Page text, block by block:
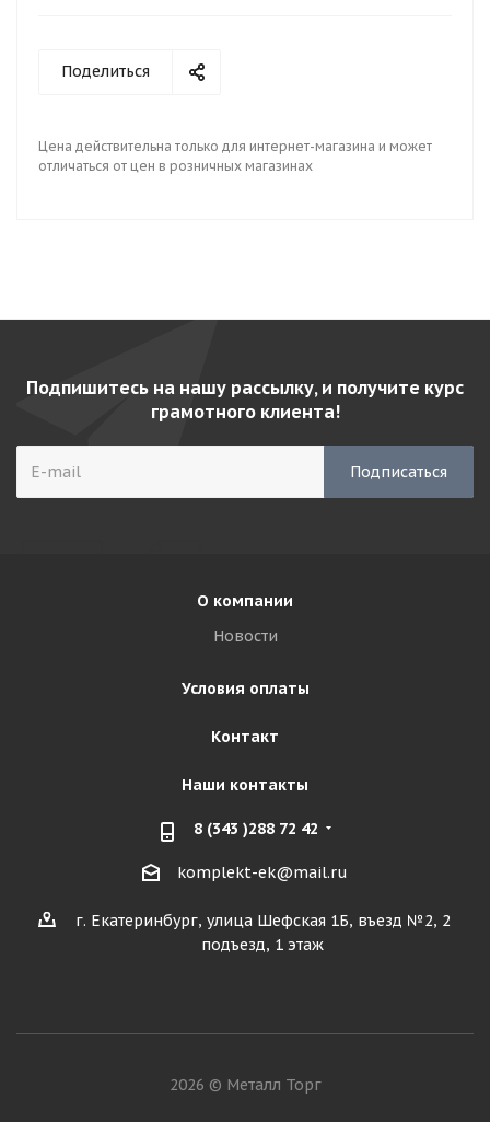
Поделиться
Цена действительна только для интернет-магазина и может
отличаться от цен в розничных магазинах
Подпишитесь на нашу рассылку, и получите курс
грамотного клиента!
О компании
Новости
Условия оплаты
Контакт
Наши контакты
8 (343 )288 72 42
komplekt-ek@mail.ru
г. Екатеринбург, улица Шефская 1Б, въезд №2, 2
подъезд, 1 этаж
2026 © Металл Торг